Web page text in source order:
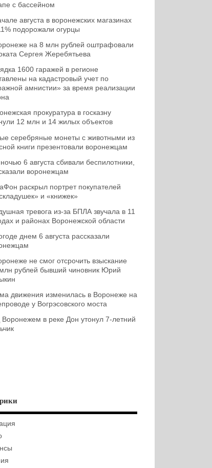
с бассейном
августа в воронежских магазинах
подорожали огурцы
на 8 млн рублей оштрафовали
Сергея Жеребятьева
1600 гаражей в регионе
на кадастровый учет по
амнистии» за время реализации
прокуратура в госказну
12 млн и 14 жилых объектов
серебряные монеты с животными из
книги презентовали воронежцам
6 августа сбивали беспилотники,
воронежцам
раскрыл портрет покупателей
и «книжек»
тревога из-за БПЛА звучала в 11
и районах Воронежской области
днем 6 августа рассказали
не смог отсрочить взыскание
рублей бывший чиновник Юрий
движения изменилась в Воронеже на
у Вогрэсовского моста
Воронежем в реке Дон утонул 7-летний